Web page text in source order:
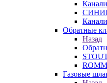
Обратные
Назад
Газовые